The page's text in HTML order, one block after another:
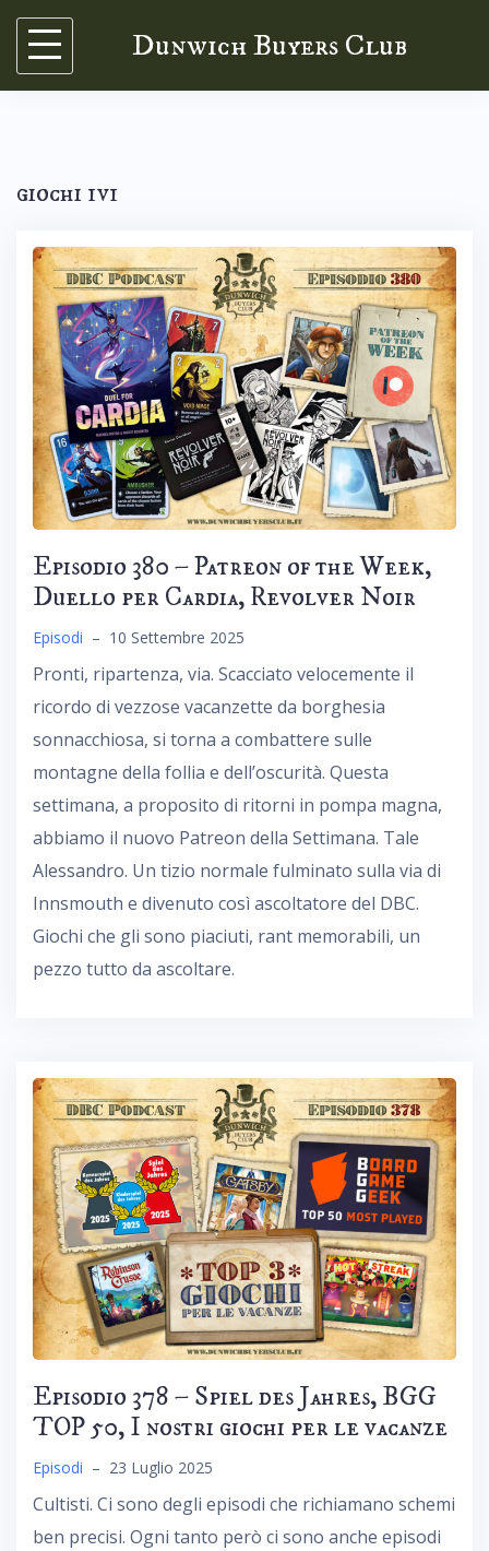
Skip
content
Dunwich Buyers Club
giochi 1v1
Episodio 380 – Patreon of the Week,
Duello per Cardia, Revolver Noir
Episodi – 10 Settembre 2025
Pronti, ripartenza, via. Scacciato velocemente il
ricordo di vezzose vacanzette da borghesia
sonnacchiosa, si torna a combattere sulle
montagne della follia e dell’oscurità. Questa
settimana, a proposito di ritorni in pompa magna,
abbiamo il nuovo Patreon della Settimana. Tale
Alessandro. Un tizio normale fulminato sulla via di
Innsmouth e divenuto così ascoltatore del DBC.
Giochi che gli sono piaciuti, rant memorabili, un
pezzo tutto da ascoltare.
Episodio 378 – Spiel des Jahres, BGG
TOP 50, I nostri giochi per le vacanze
Episodi – 23 Luglio 2025
Cultisti. Ci sono degli episodi che richiamano schemi
ben precisi. Ogni tanto però ci sono anche episodi